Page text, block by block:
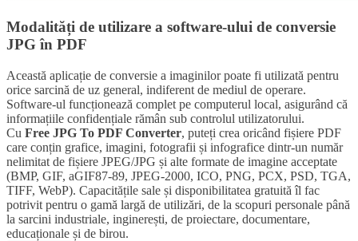
Modalități de utilizare a software-ului de conversie
JPG în PDF
Această aplicație de conversie a imaginilor poate fi utilizată pentru
orice sarcină de uz general, indiferent de mediul de operare.
Software-ul funcționează complet pe computerul local, asigurând că
informațiile confidențiale rămân sub controlul utilizatorului.
Cu Free JPG To PDF Converter, puteți crea oricând fișiere PDF
care conțin grafice, imagini, fotografii și infografice dintr-un număr
nelimitat de fișiere JPEG/JPG și alte formate de imagine acceptate
(BMP, GIF, aGIF87-89, JPEG-2000, ICO, PNG, PCX, PSD, TGA,
TIFF, WebP). Capacitățile sale și disponibilitatea gratuită îl fac
potrivit pentru o gamă largă de utilizări, de la scopuri personale până
la sarcini industriale, inginerești, de proiectare, documentare,
educaționale și de birou.